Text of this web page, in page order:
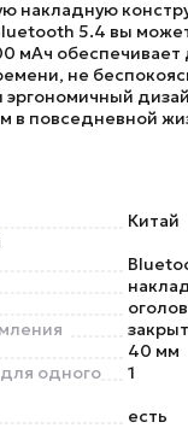
накладную
5.4 вы
мАч
не
в повседневной
Китай
40 мм
одного
1
есть